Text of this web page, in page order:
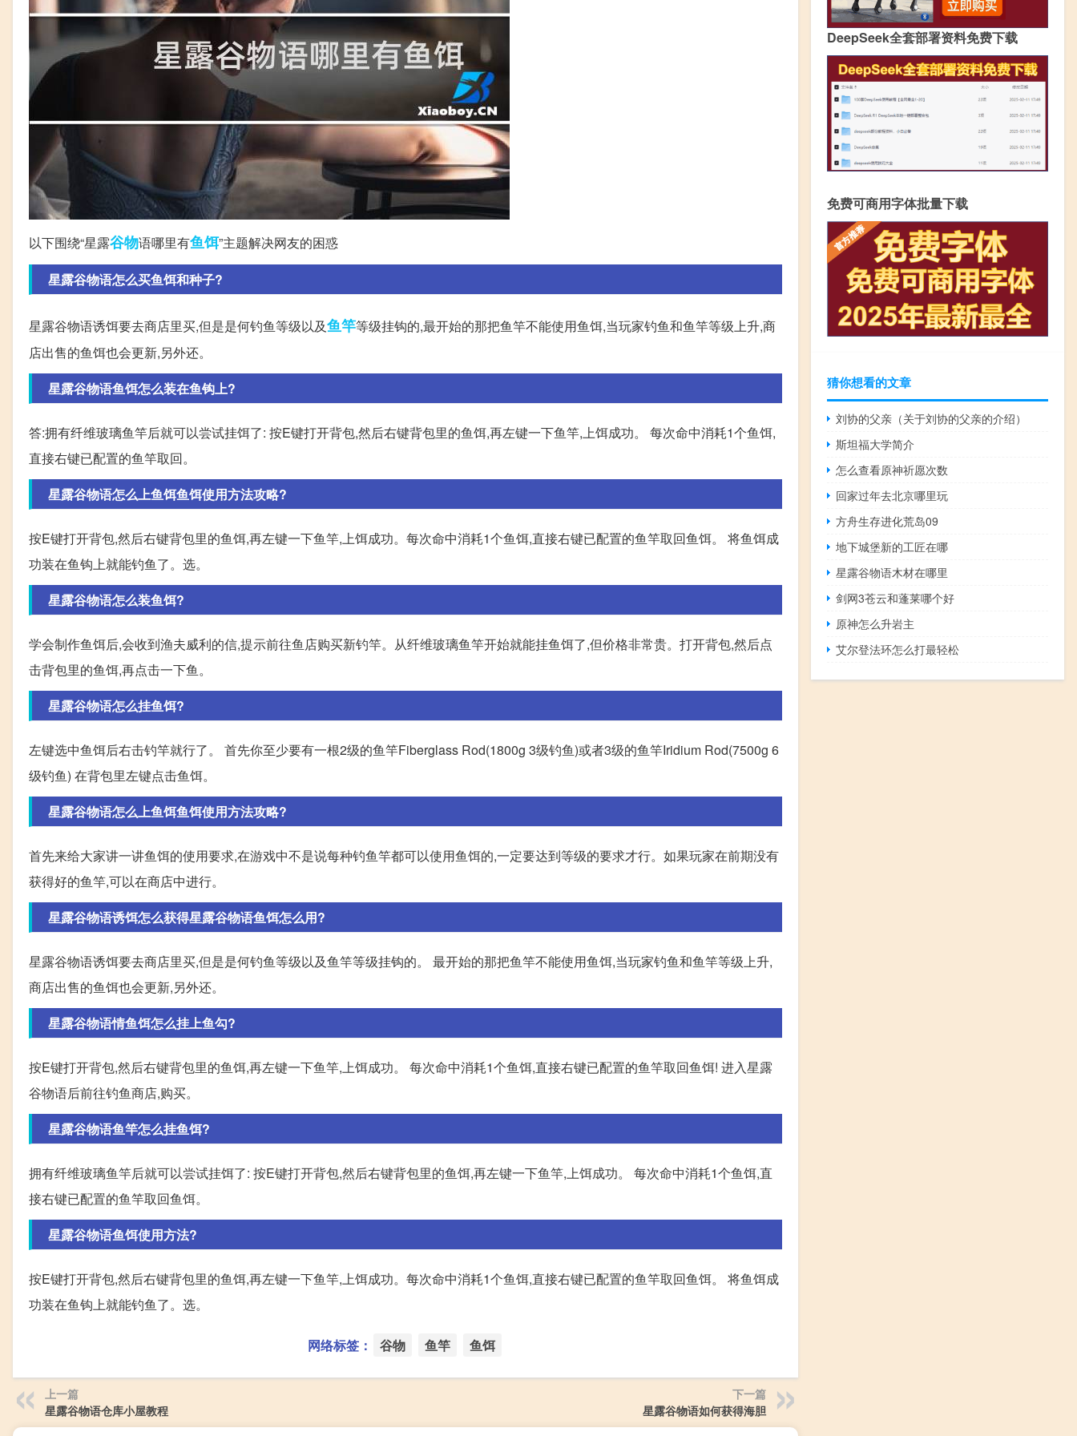
以下围绕“星露谷物语哪里有鱼饵”主题解决网友的困惑
星露谷物语怎么买鱼饵和种子?
星露谷物语诱饵要去商店里买,但是是何钓鱼等级以及鱼竿等级挂钩的,最开始的那把鱼竿不能使用鱼饵,当玩家钓鱼和鱼竿等级上升,商
店出售的鱼饵也会更新,另外还。
星露谷物语鱼饵怎么装在鱼钩上?
答:拥有纤维玻璃鱼竿后就可以尝试挂饵了: 按E键打开背包,然后右键背包里的鱼饵,再左键一下鱼竿,上饵成功。 每次命中消耗1个鱼饵,
直接右键已配置的鱼竿取回。
星露谷物语怎么上鱼饵鱼饵使用方法攻略?
按E键打开背包,然后右键背包里的鱼饵,再左键一下鱼竿,上饵成功。每次命中消耗1个鱼饵,直接右键已配置的鱼竿取回鱼饵。 将鱼饵成
功装在鱼钩上就能钓鱼了。选。
星露谷物语怎么装鱼饵?
学会制作鱼饵后,会收到渔夫威利的信,提示前往鱼店购买新钓竿。从纤维玻璃鱼竿开始就能挂鱼饵了,但价格非常贵。打开背包,然后点
击背包里的鱼饵,再点击一下鱼。
星露谷物语怎么挂鱼饵?
左键选中鱼饵后右击钓竿就行了。 首先你至少要有一根2级的鱼竿Fiberglass Rod(1800g 3级钓鱼)或者3级的鱼竿Iridium Rod(7500g 6
级钓鱼) 在背包里左键点击鱼饵。
星露谷物语怎么上鱼饵鱼饵使用方法攻略?
首先来给大家讲一讲鱼饵的使用要求,在游戏中不是说每种钓鱼竿都可以使用鱼饵的,一定要达到等级的要求才行。如果玩家在前期没有
获得好的鱼竿,可以在商店中进行。
星露谷物语诱饵怎么获得星露谷物语鱼饵怎么用?
星露谷物语诱饵要去商店里买,但是是何钓鱼等级以及鱼竿等级挂钩的。 最开始的那把鱼竿不能使用鱼饵,当玩家钓鱼和鱼竿等级上升,
商店出售的鱼饵也会更新,另外还。
星露谷物语情鱼饵怎么挂上鱼勾?
按E键打开背包,然后右键背包里的鱼饵,再左键一下鱼竿,上饵成功。 每次命中消耗1个鱼饵,直接右键已配置的鱼竿取回鱼饵! 进入星露
谷物语后前往钓鱼商店,购买。
星露谷物语鱼竿怎么挂鱼饵?
拥有纤维玻璃鱼竿后就可以尝试挂饵了: 按E键打开背包,然后右键背包里的鱼饵,再左键一下鱼竿,上饵成功。 每次命中消耗1个鱼饵,直
接右键已配置的鱼竿取回鱼饵。
星露谷物语鱼饵使用方法?
按E键打开背包,然后右键背包里的鱼饵,再左键一下鱼竿,上饵成功。每次命中消耗1个鱼饵,直接右键已配置的鱼竿取回鱼饵。 将鱼饵成
功装在鱼钩上就能钓鱼了。选。
网络标签： 谷物 鱼竿 鱼饵
上一篇
星露谷物语仓库小屋教程
下一篇
星露谷物语如何获得海胆
DeepSeek全套部署资料免费下载
免费可商用字体批量下载
猜你想看的文章
刘协的父亲（关于刘协的父亲的介绍）
斯坦福大学简介
怎么查看原神祈愿次数
回家过年去北京哪里玩
方舟生存进化荒岛09
地下城堡新的工匠在哪
星露谷物语木材在哪里
剑网3苍云和蓬莱哪个好
原神怎么升岩主
艾尔登法环怎么打最轻松